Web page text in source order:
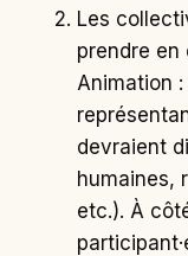
Les
prendre en
Animation
devraient
humaines,
etc.). À